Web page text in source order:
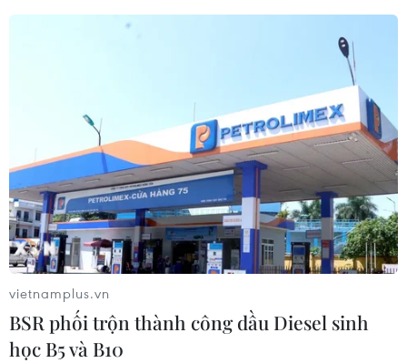
vietnamplus.vn
BSR phối trộn thành công dầu Diesel sinh
học B5 và B10